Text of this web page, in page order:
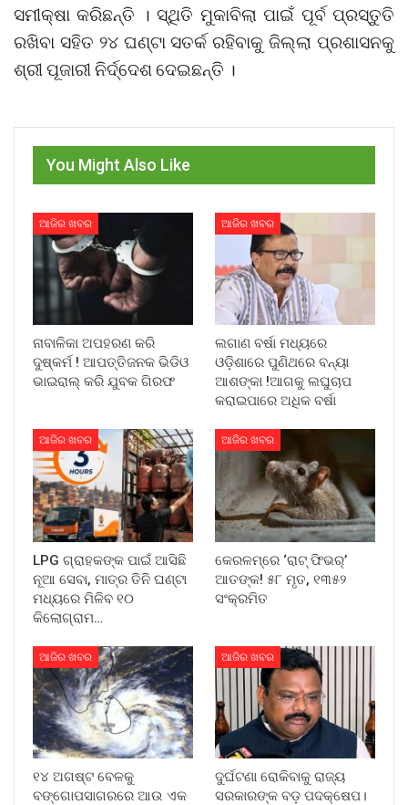
ସମୀକ୍ଷା କରିଛନ୍ତି । ସ୍ଥିତି ମୁକାବିଲା ପାଇଁ ପୂର୍ବ ପ୍ରସ୍ତୁତି
ରଖିବା ସହିତ ୨୪ ଘଣ୍ଟା ସତର୍କ ରହିବାକୁ ଜିଲ୍ଲା ପ୍ରଶାସନକୁ
ଶ୍ରୀ ପୂଜାରୀ ନିର୍ଦ୍ଦେଶ ଦେଇଛନ୍ତି ।
You Might Also Like
ଆଜିର ଖବର
ନାବାଳିକା ଅପହରଣ କରି
ଦୁଷ୍କର୍ମ ! ଆପତ୍ତିଜନକ ଭିଡିଓ
ଭାଇରାଲ୍ କରି ଯୁବକ ଗିରଫ
ଆଜିର ଖବର
ଲଗାଣ ବର୍ଷା ମଧ୍ୟରେ
ଓଡ଼ିଶାରେ ପୁଣିଥରେ ବନ୍ୟା
ଆଶଙ୍କା !ଆଗକୁ ଲଘୁଚାପ
କରାଇପାରେ ଅଧିକ ବର୍ଷା
ଆଜିର ଖବର
LPG ଗ୍ରାହକଙ୍କ ପାଇଁ ଆସିଛି
ନୂଆ ସେବା, ମାତ୍ର ତିନି ଘଣ୍ଟା
ମଧ୍ୟରେ ମିଳିବ ୧୦
କିଲୋଗ୍ରାମ…
ଆଜିର ଖବର
କେରଳମ୍‌ରେ ‘ରାଟ୍ ଫିଭର୍’
ଆତଙ୍କ! ୫୮ ମୃତ, ୧୩୫୨
ସଂକ୍ରମିତ
ଆଜିର ଖବର
୧୪ ଅଗଷ୍ଟ ବେଳକୁ
ବଙ୍ଗୋପସାଗରରେ ଆଉ ଏକ
ଆଜିର ଖବର
ଦୁର୍ଘଟଣା ରୋକିବାକୁ ରାଜ୍ୟ
ସରକାରଙ୍କ ବଡ଼ ପଦକ୍ଷେପ।